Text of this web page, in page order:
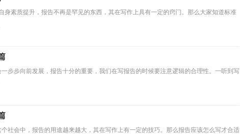
素质提升，报告不再是罕见的东西，其在写作上具有一定的窍门。那么大家知道标准
步步向前发展，报告十分的重要，我们在写报告的时候要注意逻辑的合理性。一听到写
社会中，报告的用途越来越大，其在写作上有一定的技巧。那么报告应该怎么写才合适